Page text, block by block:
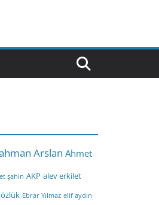
Arslan Ahmet
şahin AKP alev erkilet
Ebrar Yılmaz elif aydın